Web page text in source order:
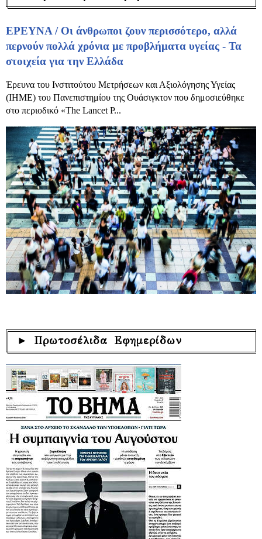
ΕΡΕΥΝΑ / Οι άνθρωποι ζουν περισσότερο, αλλά
περνούν πολλά χρόνια με προβλήματα υγείας - Τα
στοιχεία για την Ελλάδα
Έρευνα του Ινστιτούτου Μετρήσεων και Αξιολόγησης Υγείας
(IHME) του Πανεπιστημίου της Ουάσιγκτον που δημοσιεύθηκε
στο περιοδικό «The Lancet P...
► Πρωτοσέλιδα Εφημερίδων